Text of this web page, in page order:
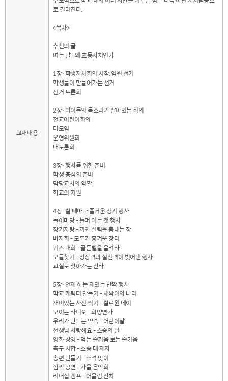
교재내용
로 길러진다.
<목차>
추천의 글
여는 말_ 왜 초등자치인가
1장·학생자치회의 시작, 임원 선거
학생들이 만들어가는 선거
선거 토론회
2장·아이들의 목소리가 살아있는 회의
전교어린이회의
다모임
운영위원회
대토론회
3장·행사를 위한 준비
학생 중심의 준비
담당교사의 역할
학교의 지원
4장·할 때마다 즐거운 정기 행사
놀이마당 - 놀며 여는 첫 행사
장기자랑 - 끼와 실력을 뽐내는 장
바자회 - 모두가 흥겨운 장터
퀴즈 대회 - 골든벨을 울려라
보물찾기 - 상상력과 실천력이 빚어낸 행사
교실로 찾아가는 산타
5장·언제 하든 재밌는 반짝 행사
학교 캐릭터 만들기 - 새싹이와 나리
재미있는 사진 찍기 - 할로윈 데이
보이는 라디오 - 화양연가
우리가 만드는 약속 - 어린이날
선생님 사랑해요 - 스승의 날
영화 상영 - 먹는 즐거움 보는 즐거움
축구 시합 - 스승 대 제자
송편 만들기 - 추석 맞이
깜짝 공연 - 가을 음악회
리더십 캠프 - 어울림 잔치